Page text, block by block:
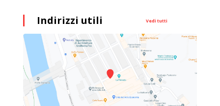
Indirizzi utili Vedi tutti